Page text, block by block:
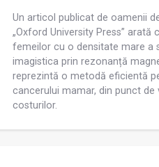
Un articol publicat de oamenii
„Oxford University Press” arată
femeilor cu o densitate mare a
imagistica prin rezonanță
reprezintă o metodă eficientă
cancerului mamar, din punct de
costurilor.